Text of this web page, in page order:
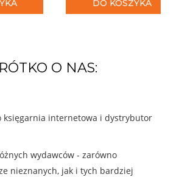
DO KOSZYKA
O NAS:
księgarnia internetowa i dystrybutor
wydawców - zarówno
nieznanych, jak i tych bardziej